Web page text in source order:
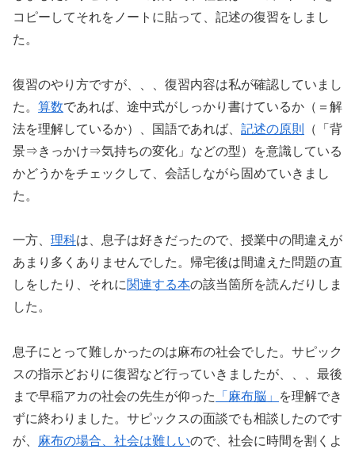
コピーしてそれをノートに貼って、記述の復習をしまし
た。
復習のやり方ですが、、、復習内容は私が確認していまし
た。 算数であれば、途中式がしっかり書けているか（＝解
法を理解しているか）、国語であれば、 記述の原則
（「背
景⇒きっかけ⇒気持ちの変化」などの型）を意識している
かどうかをチェックして、会話しながら固めていきまし
た。
一方、 理科は、息子は好きだったので、授業中の間違えが
あまり多くありませんでした。帰宅後は間違えた問題の直
しをしたり、それに関連する本の該当箇所を読んだりしま
した。
息子にとって難しかったのは麻布の社会でした。サピック
スの指示どおりに復習など行っていきましたが、、、最後
まで早稲アカの社会の先生が仰った
「麻布脳」
を理解でき
ずに終わりました。サピックスの面談でも相談したのです
が、 麻布の場合、社会は難しいので、社会に時間を割くよ